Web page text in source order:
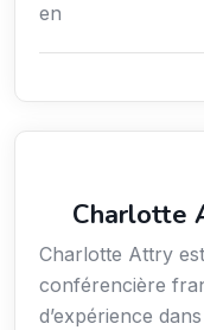
en
Charlotte
Charlotte Attry
conférencière
d’expérience dans